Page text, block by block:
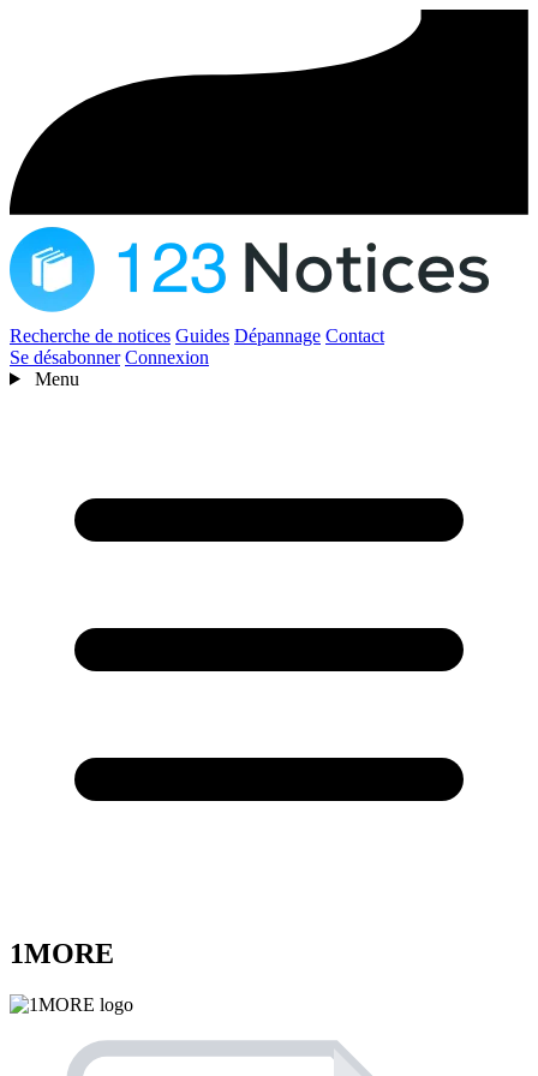
Recherche de notices Guides Dépannage Contact
Se désabonner Connexion
Menu
1MORE